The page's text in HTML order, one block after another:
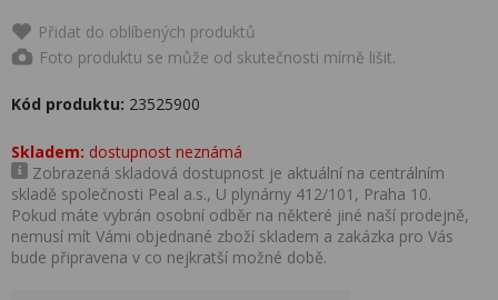
Přidat do oblíbených produktů
Foto produktu se může od skutečnosti mírně lišit.
Kód produktu: 23525900
Skladem: dostupnost neznámá
Zobrazená skladová dostupnost je aktuální na centrálním
skladě společnosti Peal a.s., U plynárny 412/101, Praha 10.
Pokud máte vybrán osobní odběr na některé jiné naší prodejně,
nemusí mít Vámi objednané zboží skladem a zakázka pro Vás
bude připravena v co nejkratší možné době.